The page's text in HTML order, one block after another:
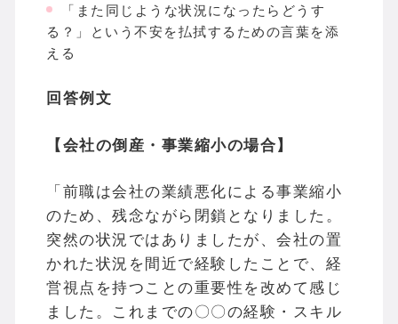
「また同じような状況になったらどうす
る？」という不安を払拭するための言葉を添
える
回答例文
【会社の倒産・事業縮小の場合】
「前職は会社の業績悪化による事業縮小
のため、残念ながら閉鎖となりました。
突然の状況ではありましたが、会社の置
かれた状況を間近で経験したことで、経
営視点を持つことの重要性を改めて感じ
ました。これまでの〇〇の経験・スキル